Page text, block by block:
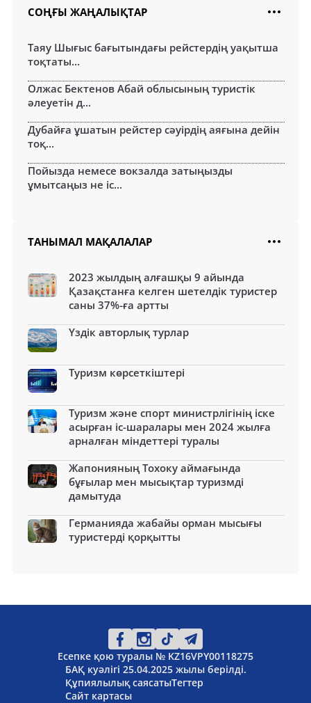
СОҢҒЫ ЖАҢАЛЫҚТАР
Таяу Шығыс бағытындағы рейстердің уақытша
тоқтаты...
Олжас Бектенов Абай облысының туристік
әлеуетін д...
Дубайға ұшатын рейстер сәуірдің аяғына дейін
тоқ...
Пойызда немесе вокзалда затыңызды
ұмытсаңыз не іс...
ТАНЫМАЛ МАҚАЛАЛАР
2023 жылдың алғашқы 9 айында
Қазақстанға келген шетелдік туристер
саны 37%-ға артты
Үздік авторлық турлар
Туризм көрсеткіштері
Туризм және спорт министрлігінің іске
асырған іс-шаралары мен 2024 жылға
арналған міндеттері туралы
Жапонияның Тохоку аймағында
бұғылар мен мысықтар туризмді
дамытуда
Германияда жабайы орман мысығы
туристерді қорқытты
Есепке қою туралы № KZ16VPY00118275
БАҚ куәлігі 25.04.2025 жылы берілді.
Құпиялылық саясатыТегтер
Сайт картасы